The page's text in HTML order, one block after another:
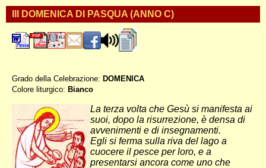
III DOMENICA DI PASQUA (ANNO C)
Grado della Celebrazione: DOMENICA
Colore liturgico: Bianco
La terza volta che Gesù si manifesta ai
suoi, dopo la risurrezione, è densa di
avvenimenti e di insegnamenti.
Egli si ferma sulla riva del lago a
cuocere il pesce per loro, e a
presentarsi ancora come uno che